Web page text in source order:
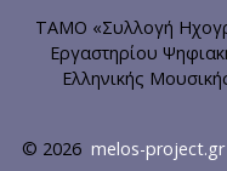
ΤΑΜΟ «Συλλογή
Εργαστηρίου
Ελληνικής
© 2026 melos-project.gr